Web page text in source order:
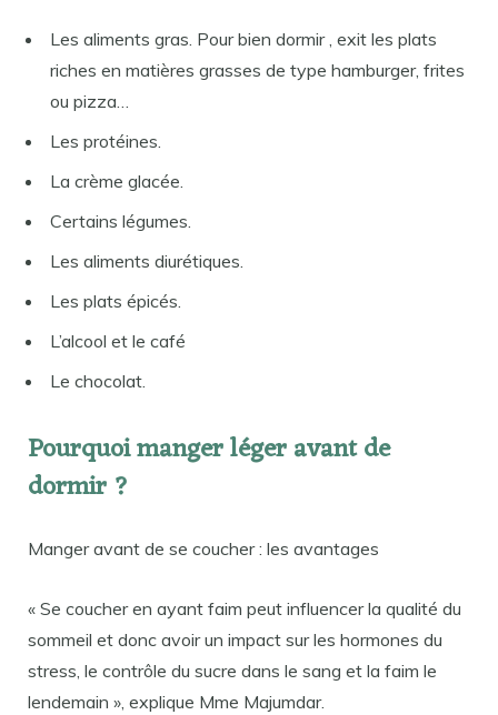
Les aliments gras. Pour bien dormir , exit les plats
riches en matières grasses de type hamburger, frites
ou pizza…
Les protéines.
La crème glacée.
Certains légumes.
Les aliments diurétiques.
Les plats épicés.
L’alcool et le café
Le chocolat.
Pourquoi manger léger avant de
dormir ?
Manger avant de se coucher : les avantages
« Se coucher en ayant faim peut influencer la qualité du
sommeil et donc avoir un impact sur les hormones du
stress, le contrôle du sucre dans le sang et la faim le
lendemain », explique Mme Majumdar.